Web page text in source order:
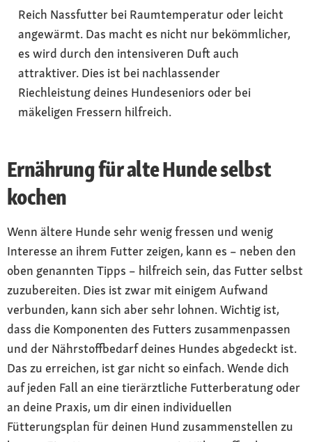
Reich Nassfutter bei Raumtemperatur oder leicht
angewärmt. Das macht es nicht nur bekömmlicher,
es wird durch den intensiveren Duft auch
attraktiver. Dies ist bei nachlassender
Riechleistung deines Hundeseniors oder bei
mäkeligen Fressern hilfreich.
Ernährung für alte Hunde selbst
kochen
Wenn ältere Hunde sehr wenig fressen und wenig
Interesse an ihrem Futter zeigen, kann es – neben den
oben genannten Tipps – hilfreich sein, das Futter selbst
zuzubereiten. Dies ist zwar mit einigem Aufwand
verbunden, kann sich aber sehr lohnen. Wichtig ist,
dass die Komponenten des Futters zusammenpassen
und der Nährstoffbedarf deines Hundes abgedeckt ist.
Das zu erreichen, ist gar nicht so einfach. Wende dich
auf jeden Fall an eine tierärztliche Futterberatung oder
an deine Praxis, um dir einen individuellen
Fütterungsplan für deinen Hund zusammenstellen zu